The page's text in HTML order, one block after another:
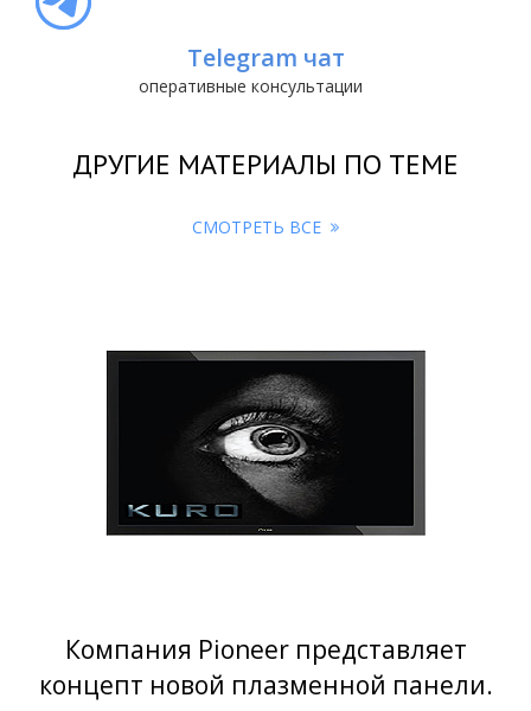
ДРУГИЕ МАТЕРИАЛЫ ПО ТЕМЕ
СМОТРЕТЬ ВСЕ
Компания Pioneer представляет
концепт новой плазменной панели.
Telegram чат
оперативные консультации